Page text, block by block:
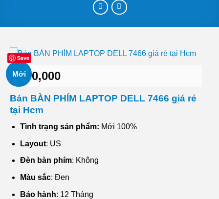
Save
Mới
₫390,000
Bán BÀN PHÍM LAPTOP DELL 7466 giá rẻ
tại Hcm
Tình trạng sản phẩm: Mới 100%
Layout: US
Đèn bàn phím: Không
Màu sắc: Đen
Bảo hành: 12 Tháng